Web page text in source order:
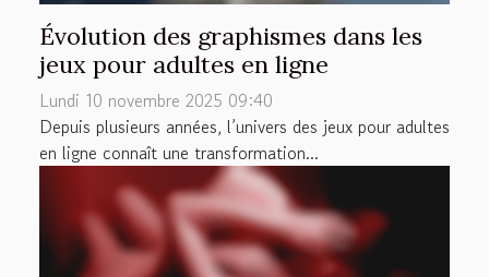
Évolution des graphismes dans les
jeux pour adultes en ligne
Lundi 10 novembre 2025 09:40
Depuis plusieurs années, l’univers des jeux pour adultes
en ligne connaît une transformation...